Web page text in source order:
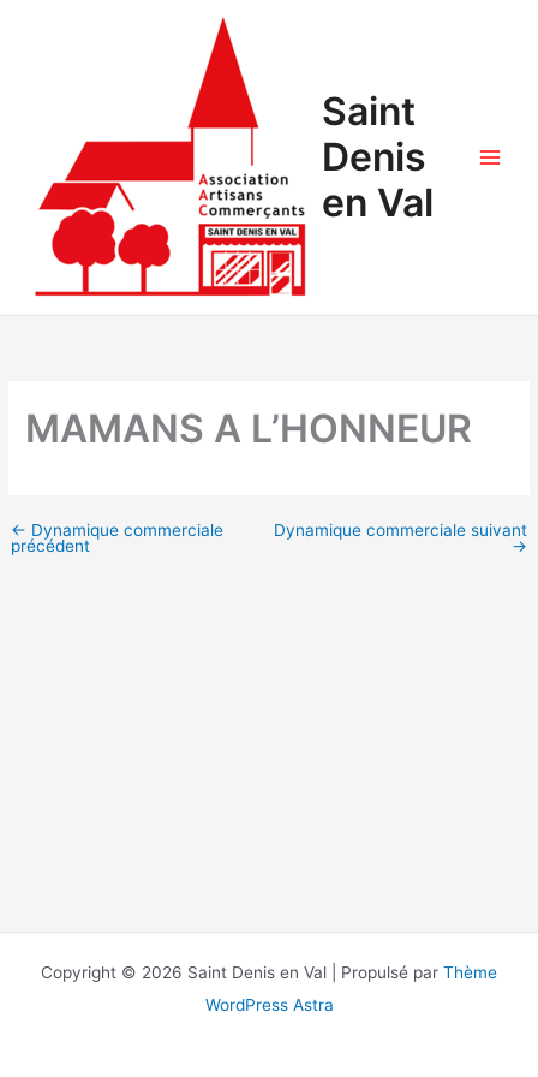
Saint
Denis
en Val
MAMANS A L’HONNEUR
← Dynamique commerciale
précédent
Dynamique commerciale suivant
→
Copyright © 2026 Saint Denis en Val | Propulsé par Thème
WordPress Astra